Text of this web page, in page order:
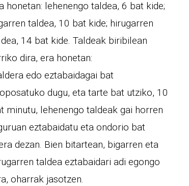
honetan: lehenengo taldea, 6 bat kide;
taldea, 10 bat kide; hirugarren
14 bat kide. Taldeak biribilean
dira, era honetan:
edo eztabaidagai bat
dugu, eta tarte bat utziko, 10
minutu, lehenengo taldeak gai horren
eztabaidatu eta ondorio bat
dezan. Bien bitartean, bigarren eta
taldea eztabaidari adi egongo
oharrak jasotzen.